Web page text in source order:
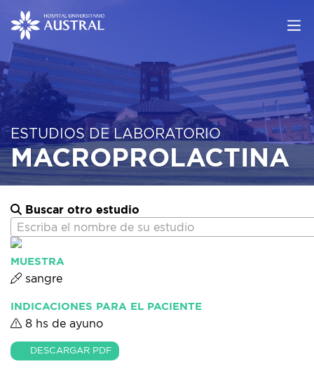
ESTUDIOS DE LABORATORIO
MACROPROLACTINA
Buscar otro estudio
Escriba el nombre de su estudio
MUESTRA
sangre
INDICACIONES PARA EL PACIENTE
8 hs de ayuno
DESCARGAR PDF